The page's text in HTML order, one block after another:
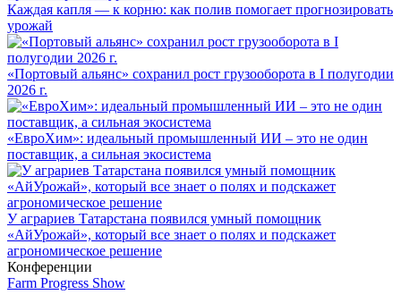
Каждая капля — к корню: как полив помогает прогнозировать
урожай
«Портовый альянс» сохранил рост грузооборота в I полугодии
2026 г.
«ЕвроХим»: идеальный промышленный ИИ – это не один
поставщик, а сильная экосистема
У аграриев Татарстана появился умный помощник
«АйУрожай», который все знает о полях и подскажет
агрономическое решение
Конференции
Farm Progress Show